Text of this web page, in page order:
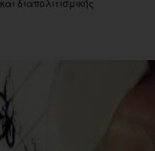
διαπολιτισμικής